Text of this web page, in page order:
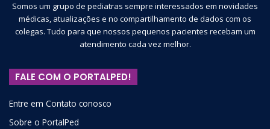
Somos um grupo de pediatras sempre interessados em novidades
médicas, atualizações e no compartilhamento de dados com os
colegas. Tudo para que nossos pequenos pacientes recebam um
atendimento cada vez melhor.
FALE COM O PORTALPED!
Entre em Contato conosco
Sobre o PortalPed